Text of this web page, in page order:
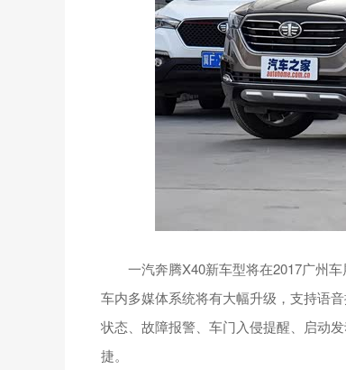
一汽奔腾X40新车型将在2017广州车
车内多媒体系统将有大幅升级，支持语
状态、故障报警、车门入侵提醒、启动
捷。